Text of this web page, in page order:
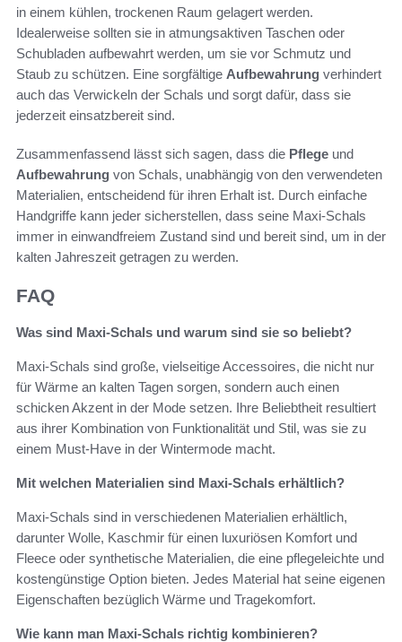
in einem kühlen, trockenen Raum gelagert werden.
Idealerweise sollten sie in atmungsaktiven Taschen oder
Schubladen aufbewahrt werden, um sie vor Schmutz und
Staub zu schützen. Eine sorgfältige Aufbewahrung verhindert
auch das Verwickeln der Schals und sorgt dafür, dass sie
jederzeit einsatzbereit sind.
Zusammenfassend lässt sich sagen, dass die Pflege und
Aufbewahrung von Schals, unabhängig von den verwendeten
Materialien, entscheidend für ihren Erhalt ist. Durch einfache
Handgriffe kann jeder sicherstellen, dass seine Maxi-Schals
immer in einwandfreiem Zustand sind und bereit sind, um in der
kalten Jahreszeit getragen zu werden.
FAQ
Was sind Maxi-Schals und warum sind sie so beliebt?
Maxi-Schals sind große, vielseitige Accessoires, die nicht nur
für Wärme an kalten Tagen sorgen, sondern auch einen
schicken Akzent in der Mode setzen. Ihre Beliebtheit resultiert
aus ihrer Kombination von Funktionalität und Stil, was sie zu
einem Must-Have in der Wintermode macht.
Mit welchen Materialien sind Maxi-Schals erhältlich?
Maxi-Schals sind in verschiedenen Materialien erhältlich,
darunter Wolle, Kaschmir für einen luxuriösen Komfort und
Fleece oder synthetische Materialien, die eine pflegeleichte und
kostengünstige Option bieten. Jedes Material hat seine eigenen
Eigenschaften bezüglich Wärme und Tragekomfort.
Wie kann man Maxi-Schals richtig kombinieren?